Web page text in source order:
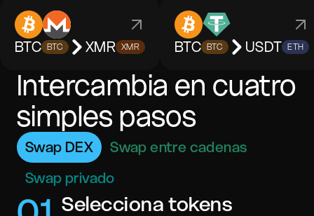
BTC BTC XMR XMR BTC BTC USDT ETH
Intercambia en cuatro
simples pasos
Swap DEX
Swap entre cadenas
Swap privado
Selecciona tokens